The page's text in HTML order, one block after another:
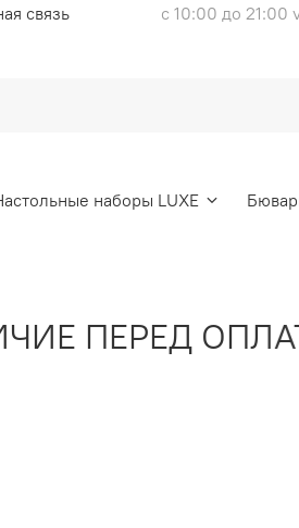
связь с 10:00 до 21:00
наборы LUXE
ПЕРЕД